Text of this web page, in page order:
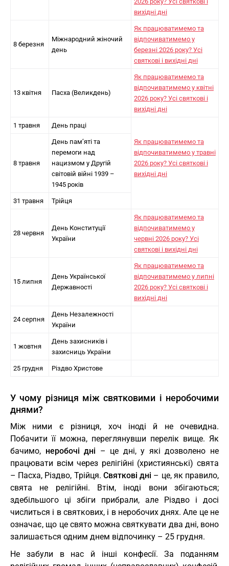
вихідні дні
8 березня
Міжнародний жіночий
день
Як працюватимемо та
відпочиватимемо у
березні 2026 року? Усі
святкові і вихідні дні
13 квітня Пасха (Великдень)
Як працюватимемо та
відпочиватимемо у квітні
2026 року? Усі святкові і
вихідні дні
1 травня День праці
Як працюватимемо та
відпочиватимемо у травні
2026 року? Усі святкові і
вихідні дні
8 травня
День пам’яті та
перемоги над
нацизмом у Другій
світовій війні 1939 –
1945 років
31 травня Трійця
28 червня
День Конституції
України
Як працюватимемо та
відпочиватимемо у
червні 2026 року? Усі
святкові і вихідні дні
15 липня
День Української
Державності
Як працюватимемо та
відпочиватимемо у липні
2026 року? Усі святкові і
вихідні дні
24 серпня
День Незалежності
України
1 жовтня
День захисників і
захисниць України
25 грудня Різдво Христове
У чому різниця між святковими і неробочими
днями?
Між ними є різниця, хоч іноді й не очевидна.
Побачити її можна, переглянувши перелік вище. Як
бачимо, неробочі дні – це дні, у які дозволено не
працювати всім через релігійні (християнські) свята
– Пасха, Різдво, Трійця. Святкові дні – це, як правило,
свята не релігійні. Втім, іноді вони збігаються;
здебільшого ці збіги прибрали, але Різдво і досі
числиться і в святкових, і в неробочих днях. Але це не
означає, що це свято можна святкувати два дні, воно
залишається одним днем відпочинку – 25 грудня.
Не забули в нас й інші конфесії. За поданням